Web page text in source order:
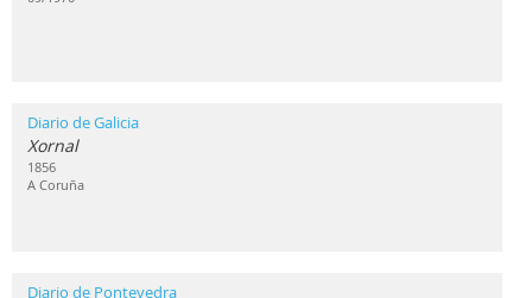
Diario de Galicia
Xornal
1856
A Coruña
Diario de Pontevedra